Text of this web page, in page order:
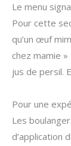
Le menu
Pour cette
qu’un œuf
chez mamie
jus de persil.
Pour une
Les
d’application